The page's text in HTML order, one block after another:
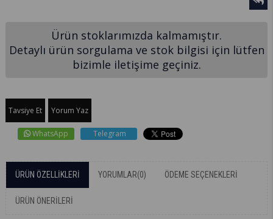
Ürün stoklarımızda kalmamıştır.
Detaylı ürün sorgulama ve stok bilgisi için lütfen
bizimle iletişime geçiniz.
Tavsiye Et Yorum Yaz
WhatsApp Telegram
ÜRÜN ÖZELLIKLERI YORUMLAR(0) ÖDEME SEÇENEKLERI
ÜRÜN ÖNERILERI